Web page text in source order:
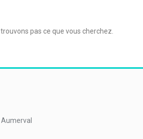
trouvons pas ce que vous cherchez.
Aumerval